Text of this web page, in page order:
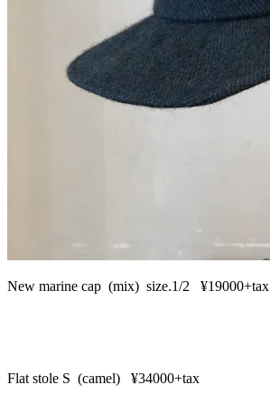
New marine cap (mix) size.1/2 ¥19000+tax
Flat stole S (camel) ¥34000+tax